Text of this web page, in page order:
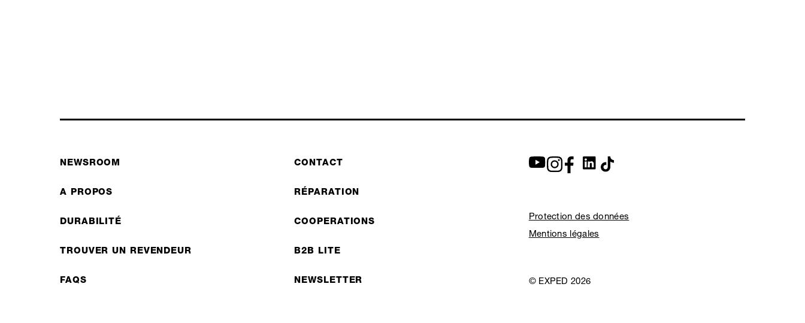
NEWSROOM
A PROPOS
DURABILITÉ
TROUVER UN REVENDEUR
FAQS
CONTACT
RÉPARATION
COOPERATIONS
B2B LITE
NEWSLETTER
Protection des données
Mentions légales
© EXPED 2026